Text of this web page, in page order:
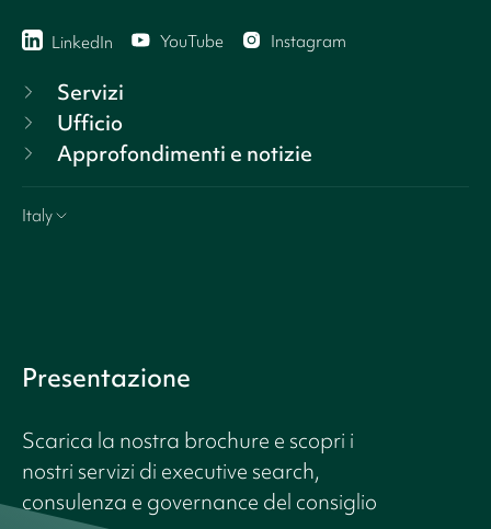
LinkedIn YouTube Instagram
Servizi
Ufficio
Approfondimenti e notizie
Italy
Presentazione
Scarica la nostra brochure e scopri i
nostri servizi di executive search,
consulenza e governance del consiglio